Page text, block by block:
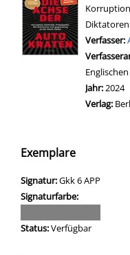
Verfasser:
Jahr:2024
Verlag:
Exemplare
Signatur:Gkk 6 APP
Signaturfarbe:
Status:Verfügbar